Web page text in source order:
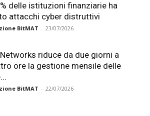
delle istituzioni finanziarie ha
attacchi cyber distruttivi
BitMAT - 23/07/2026
Networks riduce da due giorni a
ore la gestione mensile delle
BitMAT - 22/07/2026